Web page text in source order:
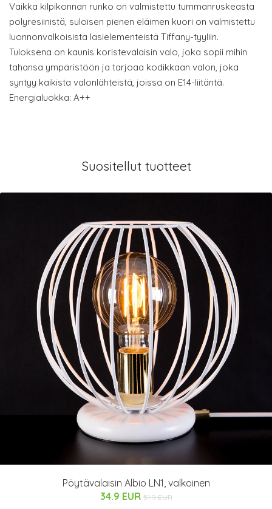
Vaikka kilpikonnan runko on valmistettu tummanruskeasta
polyresiinistä, suloisen pienen eläimen kuori on valmistettu
luonnonvalkoisista lasielementeistä Tiffany-tyyliin.
Tuloksena on kaunis koristevalaisin valo, joka sopii mihin
tahansa ympäristöön ja tarjoaa kodikkaan valon, joka
syntyy kaikista valonlähteistä, joissa on E14-liitäntä.
Energialuokka: A++
Suositellut tuotteet
Pöytävalaisin Albio LN1, valkoinen
34.9 EUR 51.9 EUR